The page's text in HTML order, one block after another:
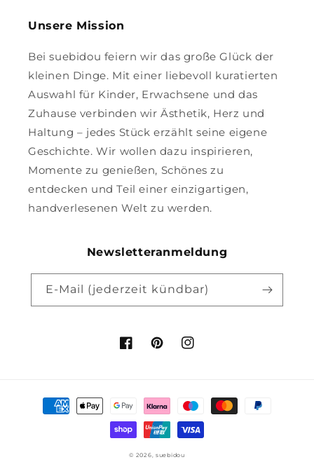
Unsere Mission
Bei suebidou feiern wir das große Glück der
kleinen Dinge. Mit einer liebevoll kuratierten
Auswahl für Kinder, Erwachsene und das
Zuhause verbinden wir Ästhetik, Herz und
Haltung – jedes Stück erzählt seine eigene
Geschichte. Wir wollen dazu inspirieren,
Momente zu genießen, Schönes zu
entdecken und Teil einer einzigartigen,
handverlesenen Welt zu werden.
Newsletteranmeldung
E-Mail (jederzeit kündbar)
FacebookPinterestInstagram
Zahlungsmethoden
© 2026, suebidou